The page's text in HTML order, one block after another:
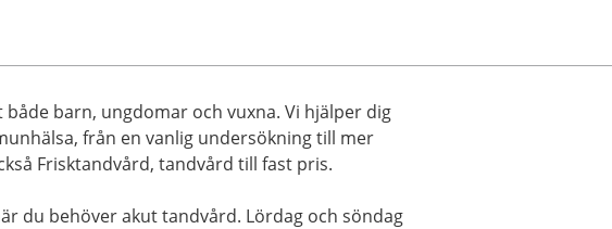
barn, ungdomar och vuxna. Vi hjälper dig
från en vanlig undersökning till mer
Frisktandvård, tandvård till fast pris.
du behöver akut tandvård. Lördag och söndag